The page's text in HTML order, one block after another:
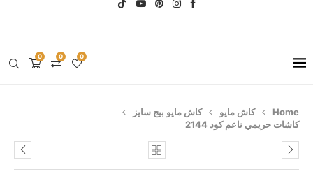
0 0 0
Home كاش مايو
كاش مايو بيج سايز
كاشات حريمي ناعم كود 2144